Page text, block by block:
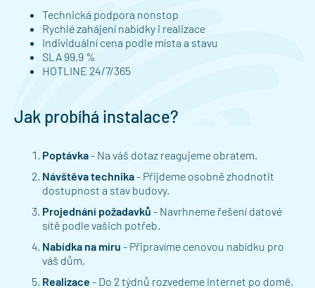
Technická podpora nonstop
Rychlé zahájení nabídky i realizace
Individuální cena podle místa a stavu
SLA 99,9 %
HOTLINE 24/7/365
Jak probíhá instalace?
Poptávka- Na váš dotaz reagujeme obratem.
Návštěva technika- Přijdeme osobně zhodnotit
dostupnost a stav budovy.
Projednání požadavků - Navrhneme řešení datové
sítě podle vašich potřeb.
Nabídka na míru - Připravíme cenovou nabídku pro
váš dům.
Realizace - Do 2 týdnů rozvedeme internet po domě.